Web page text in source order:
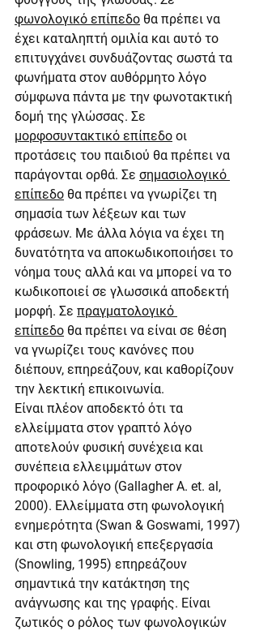
φωνολογικό επίπεδο θα πρέπει να
έχει καταληπτή ομιλία και αυτό το
επιτυγχάνει συνδυάζοντας σωστά τα
φωνήματα στον αυθόρμητο λόγο
σύμφωνα πάντα με την φωνοτακτική
δομή της γλώσσας. Σε
μορφοσυντακτικό επίπεδο οι
προτάσεις του παιδιού θα πρέπει να
παράγονται ορθά. Σε σημασιολογικό
επίπεδο θα πρέπει να γνωρίζει τη
σημασία των λέξεων και των
φράσεων. Με άλλα λόγια να έχει τη
δυνατότητα να αποκωδικοποιήσει το
νόημα τους αλλά και να μπορεί να το
κωδικοποιεί σε γλωσσικά αποδεκτή
μορφή. Σε πραγματολογικό
επίπεδο θα πρέπει να είναι σε θέση
να γνωρίζει τους κανόνες που
διέπουν, επηρεάζουν, και καθορίζουν
την λεκτική επικοινωνία.
Είναι πλέον αποδεκτό ότι τα
ελλείμματα στον γραπτό λόγο
αποτελούν φυσική συνέχεια και
συνέπεια ελλειμμάτων στον
προφορικό λόγο (Gallagher A. et. al,
2000). Ελλείμματα στη φωνολογική
ενημερότητα (Swan & Goswami, 1997)
και στη φωνολογική επεξεργασία
(Snowling, 1995) επηρεάζουν
σημαντικά την κατάκτηση της
ανάγνωσης και της γραφής. Είναι
ζωτικός ο ρόλος των φωνολογικών